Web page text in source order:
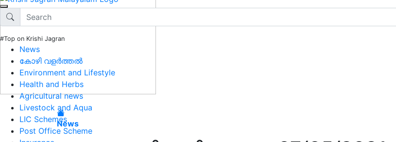
#Top on Krishi Jagran
News
കോഴി വളർത്തൽ
Environment and Lifestyle
Health and Herbs
Agricultural news
Livestock and Aqua
LIC Schemes
Post Office Scheme
News